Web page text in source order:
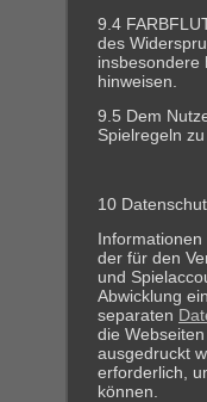
9.4
des
insbesondere
hinweisen.
9.5 Dem
Spielregeln
10
der für den
und
Abwicklung
separaten
die
ausgedruckt
erforderlich,
können.